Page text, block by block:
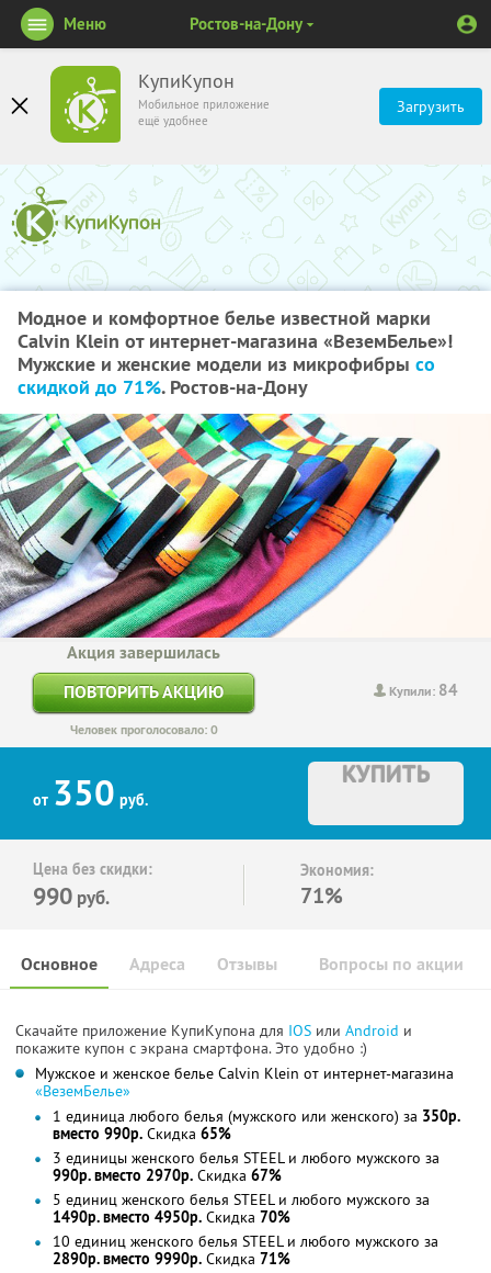
КупиКупон
Мобильное приложение
ещё удобнее
Загрузить
Меню Ростов-на-Дону
Модное и комфортное белье известной марки
Calvin Klein от интернет-магазина «ВеземБелье»!
Мужские и женские модели из микрофибры со
скидкой до 71%. Ростов-на-Дону
Купили: 84
Акция завершилась
ПОВТОРИТЬ АКЦИЮ
Человек проголосовало: 0
от 350 руб.
КУПИТЬ
Цена без скидки:
990 руб.
Экономия:
71%
Основное Отзывы Вопросы по акции
Адреса
Скачайте приложение КупиКупона для IOS или Android и
покажите купон с экрана смартфона. Это удобно :)
Мужское и женское белье Calvin Klein от интернет-магазина
«ВеземБелье»
1 единица любого белья (мужского или женского) за 350р.
вместо 990р. Скидка 65%
3 единицы женского белья STEEL и любого мужского за
990р. вместо 2970р. Скидка 67%
5 единиц женского белья STEEL и любого мужского за
1490р. вместо 4950р. Скидка 70%
10 единиц женского белья STEEL и любого мужского за
2890р. вместо 9990р. Скидка 71%